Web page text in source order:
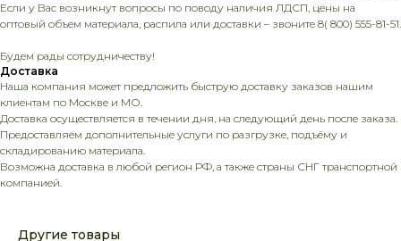
Если у Вас возникнут вопросы по поводу наличия ЛДСП, цены на
оптовый объем материала, распила или доставки – звоните 8( 800) 555-81-51.
Будем рады сотрудничеству!
Доставка
Наша компания может предложить быструю доставку заказов нашим
клиентам по Москве и МО.
Доставка осуществляется в течении дня, на следующий день после заказа.
Предоставляем дополнительные услуги по разгрузке, подъёму и
складированию материала.
Возможна доставка в любой регион РФ, а также страны СНГ транспортной
компанией.
Другие товары